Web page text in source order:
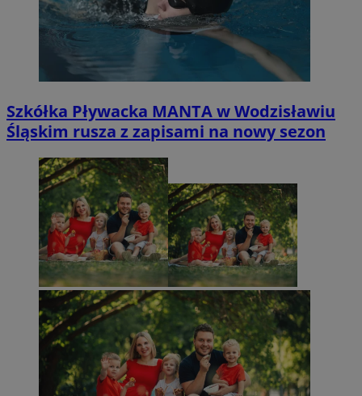
Szkółka Pływacka MANTA w Wodzisławiu
Śląskim rusza z zapisami na nowy sezon